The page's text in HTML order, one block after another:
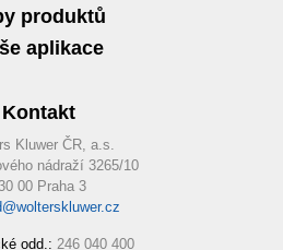
produktů
aplikace
Kontakt
Kluwer ČR, a.s.
nádraží 3265/10
00 Praha 3
odd.: 246 040 400